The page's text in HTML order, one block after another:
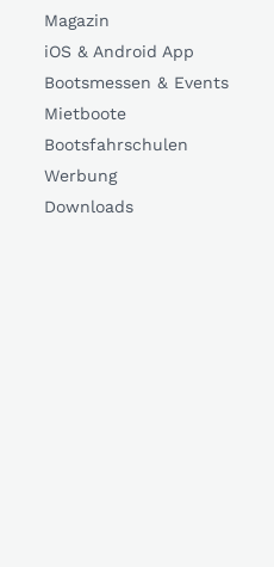
Magazin
iOS & Android App
Bootsmessen & Events
Mietboote
Bootsfahrschulen
Werbung
Downloads